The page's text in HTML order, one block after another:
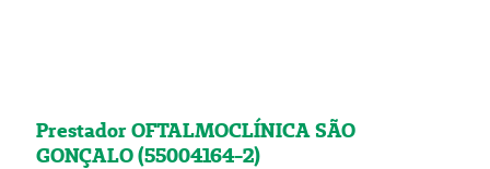
Prestador OFTALMOCLÍNICA SÃO
GONÇALO (55004164-2)